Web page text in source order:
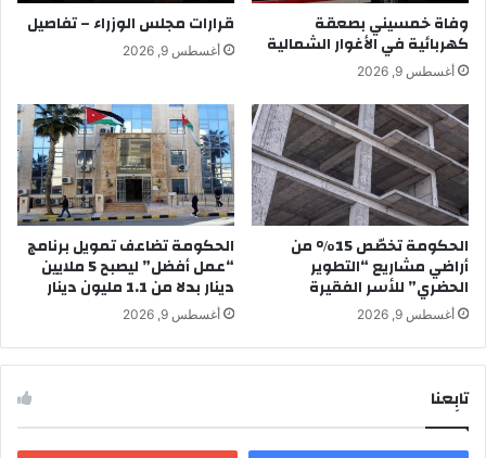
وفاة خمسيني بصعقة
كهربائية في الأغوار الشمالية
أغسطس 9, 2026
قرارات مجلس الوزراء – تفاصيل
أغسطس 9, 2026
الحكومة تخصّص 15% من
أراضي مشاريع “التطوير
الحضري” للأسر الفقيرة
أغسطس 9, 2026
الحكومة تضاعف تمويل برنامج
“عمل أفضل” ليصبح 5 ملايين
دينار بدلا من 1.1 مليون دينار
أغسطس 9, 2026
تابِعنا